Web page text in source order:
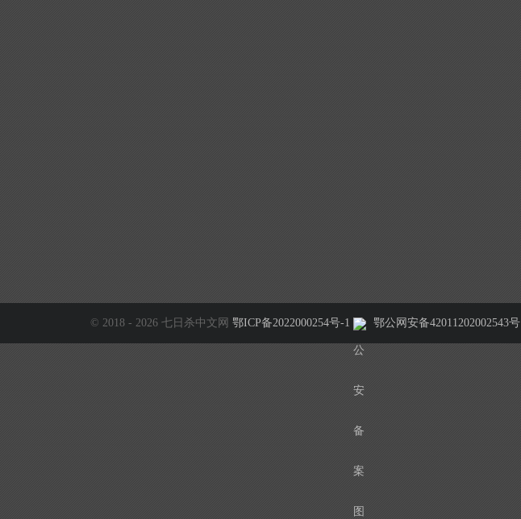
© 2018 - 2026 七日杀中文网 鄂ICP备2022000254号-1 鄂公网安备42011202002543号